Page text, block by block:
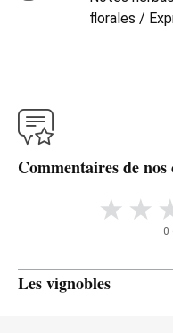
florales /
Commentaires de nos
0
Les vignobles